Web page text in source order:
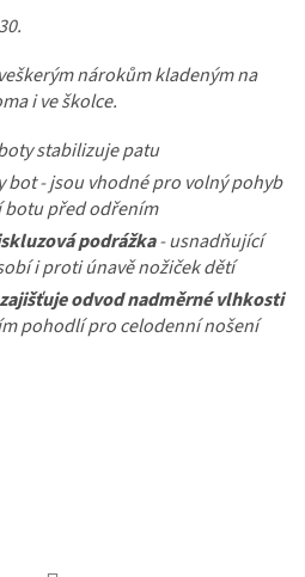
nárokům kladeným na
i ve školce.
stabilizuje patu
bot - jsou vhodné pro volný pohyb
botu před odřením
podrážka- usnadňující
i proti únavě nožiček dětí
odvod nadměrné vlhkosti
pohodlí pro celodenní nošení